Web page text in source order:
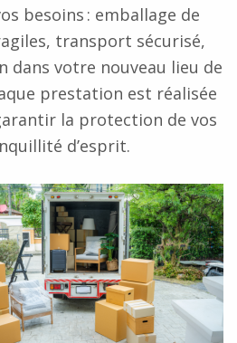
besoins : emballage de
transport sécurisé,
dans votre nouveau lieu de
prestation est réalisée
la protection de vos
d’esprit.